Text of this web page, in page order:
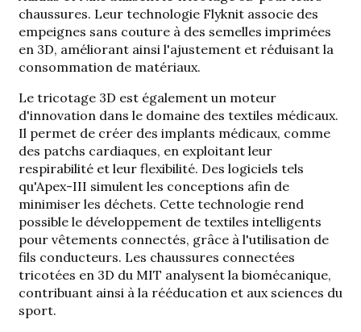
chaussures. Leur technologie Flyknit associe des
empeignes sans couture à des semelles imprimées
en 3D, améliorant ainsi l'ajustement et réduisant la
consommation de matériaux.
Le tricotage 3D est également un moteur
d'innovation dans le domaine des textiles médicaux.
Il permet de créer des implants médicaux, comme
des patchs cardiaques, en exploitant leur
respirabilité et leur flexibilité. Des logiciels tels
qu'Apex-III simulent les conceptions afin de
minimiser les déchets. Cette technologie rend
possible le développement de textiles intelligents
pour vêtements connectés, grâce à l'utilisation de
fils conducteurs. Les chaussures connectées
tricotées en 3D du MIT analysent la biomécanique,
contribuant ainsi à la rééducation et aux sciences du
sport.